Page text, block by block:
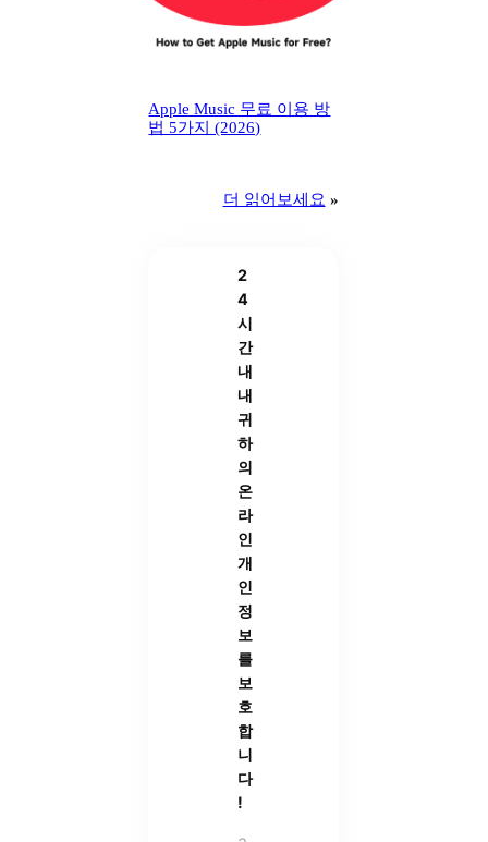
Apple Music 무료 이용 방
법 5가지 (2026)
더 읽어보세요 »
2
4
시
간
내
내
귀
하
의
온
라
인
개
인
정
보
를
보
호
합
니
다
!